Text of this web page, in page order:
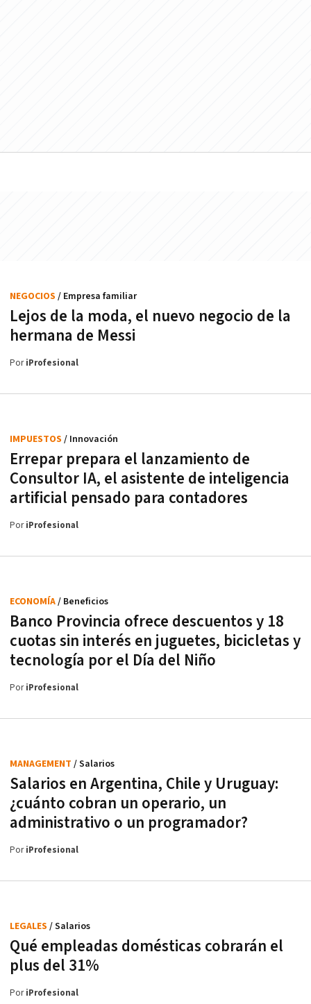
Lejos de la moda, el nuevo negocio de la
hermana de Messi
NEGOCIOS / Empresa familiar
PoriProfesional
Errepar prepara el lanzamiento de
Consultor IA, el asistente de inteligencia
artificial pensado para contadores
IMPUESTOS / Innovación
PoriProfesional
Banco Provincia ofrece descuentos y 18
cuotas sin interés en juguetes, bicicletas y
tecnología por el Día del Niño
ECONOMÍA/ Beneficios
PoriProfesional
Salarios en Argentina, Chile y Uruguay:
¿cuánto cobran un operario, un
administrativo o un programador?
MANAGEMENT / Salarios
PoriProfesional
Qué empleadas domésticas cobrarán el
plus del 31%
LEGALES / Salarios
PoriProfesional